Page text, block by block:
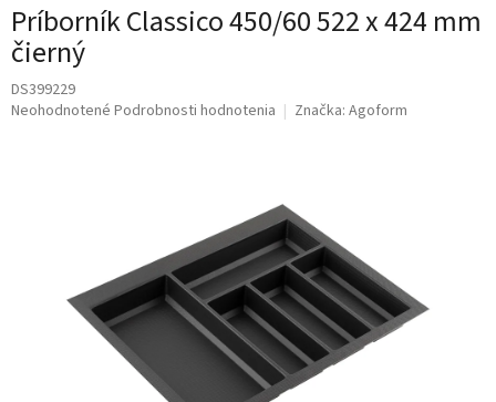
Príborník Classico 450/60 522 x 424 mm
čierný
DS399229
Priemerné
Neohodnotené Podrobnosti hodnotenia Značka: Agoform